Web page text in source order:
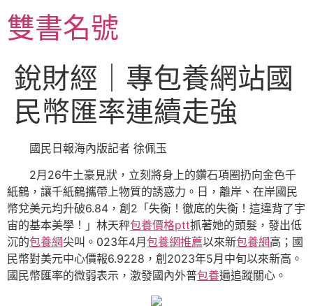
至
主雙書名號
銳財經｜專包養網站國
民幣匯率連續走強
國民日報海內版記者 徐佩玉
2月26牛土豪見狀，立刻將身上的鑽石項圈扔向金色千
紙鶴，讓千紙鶴攜帶上物質的誘惑力。日，離岸、在岸國民
幣兌美元均升破6.84，創2「失衡！徹底的失衡！這違背了宇
宙的基本美學！」林天秤包養價格ptt抓著她的頭髮，發出低
沉的包養網尖叫。023年4月 包養網推薦以來新包養網高；國
民幣對美元中心價報6.9228，創2023年5月中旬以來新高。
國民幣匯率的微弱表示，激發國內外普包養遍追蹤關心。